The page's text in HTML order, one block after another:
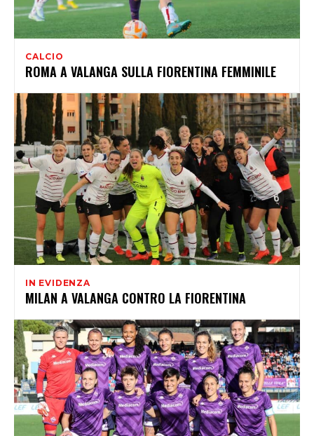
CALCIO
ROMA A VALANGA SULLA FIORENTINA FEMMINILE
IN EVIDENZA
MILAN A VALANGA CONTRO LA FIORENTINA